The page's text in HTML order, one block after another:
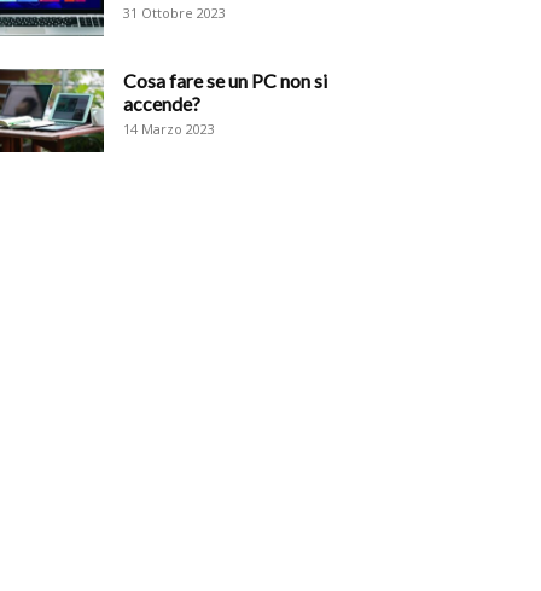
31 Ottobre 2023
Cosa fare se un PC non si
accende?
14 Marzo 2023